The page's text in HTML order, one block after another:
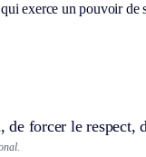
exerce un pouvoir de
de forcer le